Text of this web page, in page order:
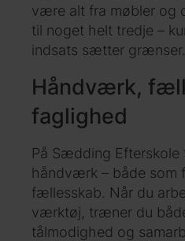
være alt fra møbler og
til noget helt tredje –
indsats sætter grænser.
Håndværk,
faglighed
På Sædding
håndværk – både som
fællesskab. Når du
værktøj, træner du
tålmodighed og